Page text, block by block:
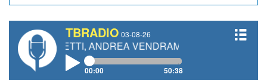
TBRADIO 03-08-26
ANDREA VENDRAME, FILIPPO FIORELLI
00:00 50:38